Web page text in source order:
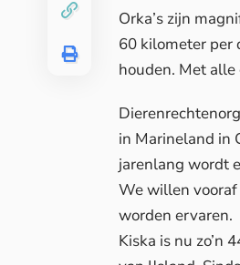
Orka’s zijn
60 kilometer per
houden. Met
in Marineland in
jarenlang wordt
We willen vooraf
worden ervaren.
Kiska is nu zo’n